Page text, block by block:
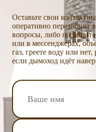
Оставьте свои
оперативно перезвонит
вопросы, либо
или в мессенджерах,
газ, греете воду или
если дымоход идёт